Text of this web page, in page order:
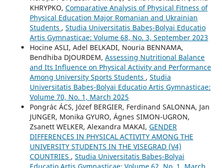
KHRYPKO, Comparative Analysis of Physical Fitness of
Physical Education Major Romanian and Ukrainian
Students , Studia Universitatis Babeş-Bolyai Educatio
Artis Gymnasticae: Volume 68, No. 3, September 2023
Hocine ASLI, Adel BELKADI, Nouria BENNAMA,
Bendhiba DJOURDEM, Assessing Nutritional Balance
and Its Influence on Physical Activity and Performance
Among University Sports Students , Studia
Universitatis Babeş-Bolyai Educatio Artis Gymnasticae:
Volume 70, No. 1, March 2025
Pongrác ÁCS, Józef BERGIER, Ferdinand SALONNA, Jan
JUNGER, Monika GYURO, Ágnes SIMON-UGRON,
Zsanett WELKER, Alexandra MAKAI, GENDER
DIFFERENCES IN PHYSICAL ACTIVITY AMONG THE
UNIVERSITY STUDENTS IN THE VISEGRAD (V4)
COUNTRIES , Studia Universitatis Babeş-Bolyai